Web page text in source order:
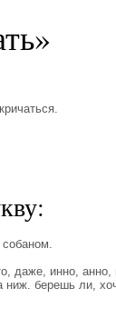
даже, инно, анно,
ниж. берешь ли,